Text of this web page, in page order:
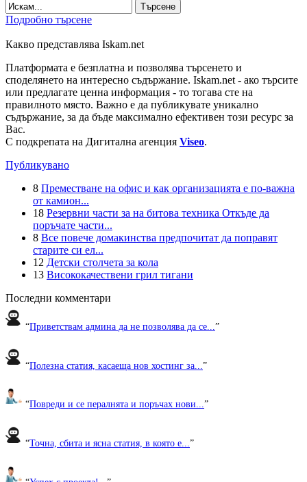
Търсене
Подробно търсене
Какво представлява Iskam.net
Платформата е безплатна и позволява търсенето и
споделянето на интересно съдържание. Iskam.net - ако търсите
или предлагате ценна информация - то тогава сте на
правилното място. Важно е да публикувате уникално
съдържание, за да бъде максимално ефективен този ресурс за
Вас.
С подкрепата на Дигитална агенция Viseo.
Публикувано
8 Преместване на офис и как организацията е по-важна
от камион...
18 Резервни части за на битова техника Откъде да
поръчате части...
8 Все повече домакинства предпочитат да поправят
старите си ел...
12 Детски столчета за кола
13 Висококачествени грил тигани
Последни комментари
“Приветствам админа да не позволява да се... ”
“Полезна статия, касаеща нов хостинг за... ”
“Повреди и се пералнята и поръчах нови...”
“Точна, сбита и ясна статия, в която е... ”